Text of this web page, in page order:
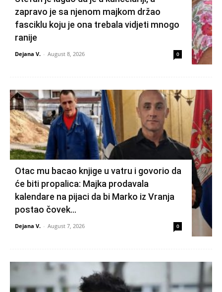
zapravo je sa njenom majkom držao
fasciklu koju je ona trebala vidjeti mnogo
ranije
Dejana V. - August 8, 2026 0
Otac mu bacao knjige u vatru i govorio da
će biti propalica: Majka prodavala
kalendare na pijaci da bi Marko iz Vranja
postao čovek...
Dejana V. - August 7, 2026 0